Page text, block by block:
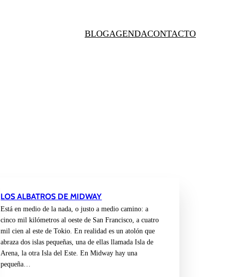
BLOGAGENDACONTACTO
LOS ALBATROS DE MIDWAY
Está en medio de la nada, o justo a medio camino: a
cinco mil kilómetros al oeste de San Francisco, a cuatro
mil cien al este de Tokio. En realidad es un atolón que
abraza dos islas pequeñas, una de ellas llamada Isla de
Arena, la otra Isla del Este. En Midway hay una
pequeña…